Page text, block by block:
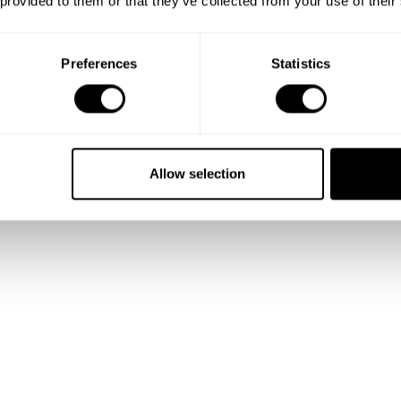
Preferences Statistics
Allow selection
ter
tot
voor eten